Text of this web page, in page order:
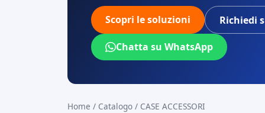
Scopri le soluzioni Richiedi
Chatta su WhatsApp
Home / Catalogo / CASE ACCESSORI